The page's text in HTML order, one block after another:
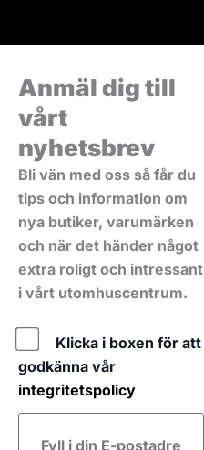
Anmäl dig till
vårt
nyhetsbrev
Bli vän med oss så får du
tips och information om
nya butiker, varumärken
och när det händer något
extra roligt och intressant
i vårt utomhuscentrum.
Klicka i boxen för att
godkänna vår
integritetspolicy
E-
post